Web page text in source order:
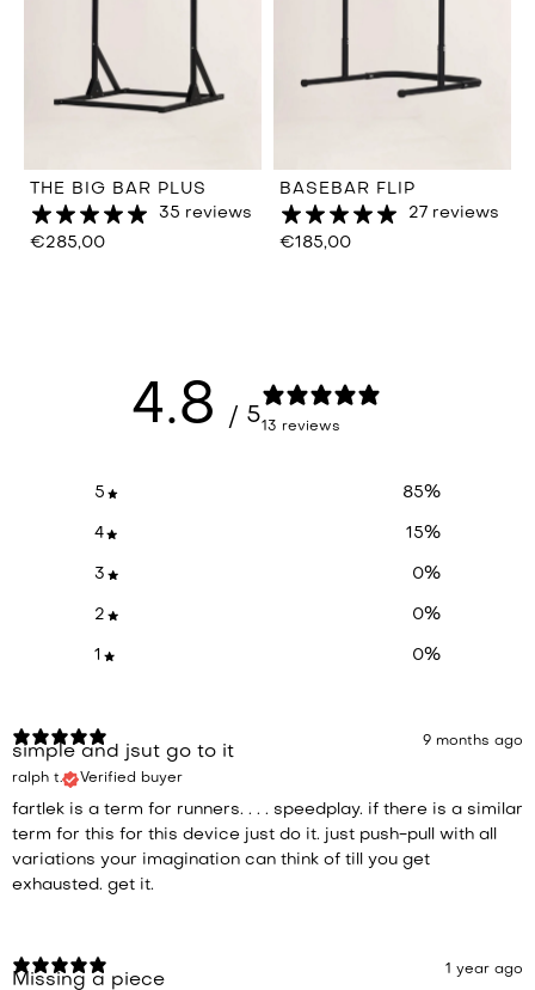
THE BIG BAR PLUS
35 reviews
€285,00
BASEBAR FLIP
27 reviews
€185,00
4.8 / 513 reviews
5 85%
4 15%
3 0%
2 0%
1 0%
9 months ago
simple and jsut go to it
ralph t. Verified buyer
fartlek is a term for runners. . . . speedplay. if there is a similar
term for this for this device just do it. just push-pull with all
variations your imagination can think of till you get
exhausted. get it.
1 year ago
Missing a piece